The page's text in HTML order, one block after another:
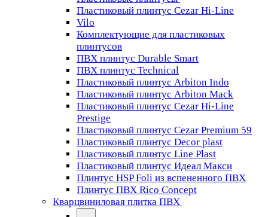
Пластиковый плинтус Cezar Hi-Line
Vilo
Комплектующие для пластиковых
плинтусов
ПВХ плинтус Durable Smart
ПВХ плинтус Technical
Пластиковый плинтус Arbiton Indo
Пластиковый плинтус Arbiton Mack
Пластиковый плинтус Cezar Hi-Line
Prestige
Пластиковый плинтус Cezar Premium 59
Пластиковый плинтус Decor plast
Пластиковый плинтус Line Plast
Пластиковый плинтус Идеал Макси
Плинтус HSP Foli из вспененного ПВХ
Плинтус ПВХ Rico Concept
Кварцвиниловая плитка ПВХ